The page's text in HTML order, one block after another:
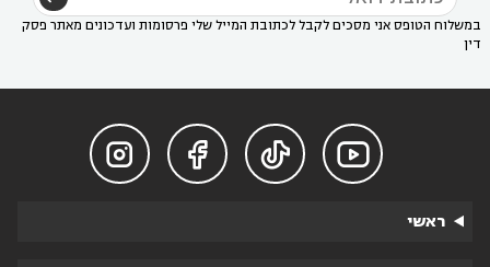
במשלוח הטופס אני מסכים לקבל לכתובת המייל שלי פרסומות ועדכונים מאתר פסק
דין




ראשי